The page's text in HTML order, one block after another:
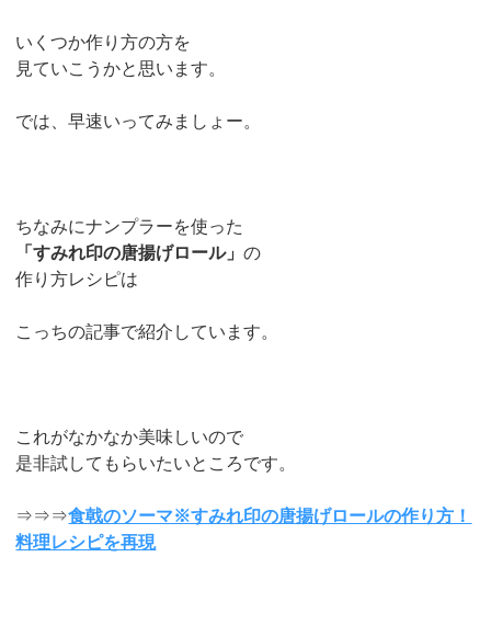
いくつか作り方の方を
見ていこうかと思います。
では、早速いってみましょー。
ちなみにナンプラーを使った
「すみれ印の唐揚げロール」の
作り方レシピは
こっちの記事で紹介しています。
これがなかなか美味しいので
是非試してもらいたいところです。
⇒⇒⇒食戟のソーマ※すみれ印の唐揚げロールの作り方！
料理レシピを再現